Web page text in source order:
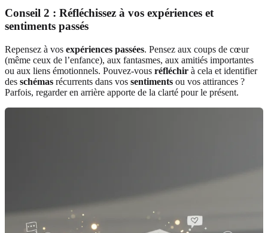
Conseil 2 : Réfléchissez à vos expériences et
sentiments passés
Repensez à vos expériences passées. Pensez aux coups de cœur
(même ceux de l’enfance), aux fantasmes, aux amitiés importantes
ou aux liens émotionnels. Pouvez-vous réfléchir à cela et identifier
des schémas récurrents dans vos sentiments ou vos attirances ?
Parfois, regarder en arrière apporte de la clarté pour le présent.